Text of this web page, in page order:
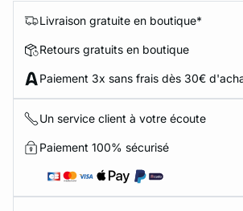
Livraison gratuite en boutique*
Retours gratuits en boutique
Paiement 3x sans frais dès 30€
Un service client à votre écoute
Paiement 100% sécurisé